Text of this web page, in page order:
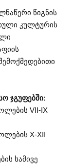
წიგნის
კულტურის
ჯგუფებში:
VII-IX
X-XII
სამივე